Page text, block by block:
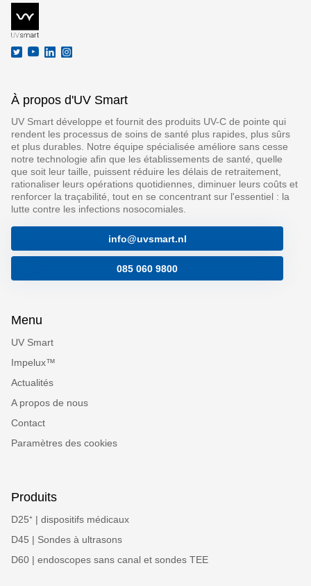
À propos d'UV Smart
UV Smart développe et fournit des produits UV-C de pointe qui
rendent les processus de soins de santé plus rapides, plus sûrs
et plus durables. Notre équipe spécialisée améliore sans cesse
notre technologie afin que les établissements de santé, quelle
que soit leur taille, puissent réduire les délais de retraitement,
rationaliser leurs opérations quotidiennes, diminuer leurs coûts et
renforcer la traçabilité, tout en se concentrant sur l'essentiel : la
lutte contre les infections nosocomiales.
info@uvsmart.nl
085 060 9800
Menu
UV Smart
Impelux™
Actualités
A propos de nous
Contact
Paramètres des cookies
Produits
D25⁺ | dispositifs médicaux
D45 | Sondes à ultrasons
D60 | endoscopes sans canal et sondes TEE